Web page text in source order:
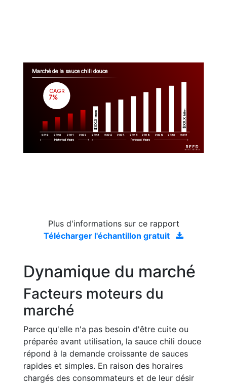
Marché de la sauce chili douce
2019 2020 2021 2022 2023 2024 2025 2026 2028 2029 2030 2031
$XX.X
Million
$XX.X
Million
CAGR
7%
Historical Years Forecast Years
Plus d'informations sur ce rapport
Télécharger l'échantillon gratuit
Dynamique du marché
Facteurs moteurs du
marché
Parce qu'elle n'a pas besoin d'être cuite ou
préparée avant utilisation, la sauce chili douce
répond à la demande croissante de sauces
rapides et simples. En raison des horaires
chargés des consommateurs et de leur désir